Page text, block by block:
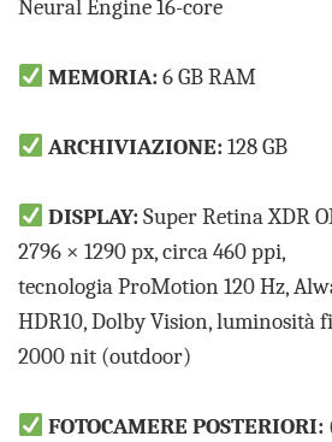
Neural Engine 16-core
MEMORIA:6 GB RAM
ARCHIVIAZIONE:128 GB
DISPLAY:Super Retina XDR
2796 × 1290 px, circa 460 ppi,
tecnologia ProMotion 120 Hz,
HDR10, Dolby Vision, luminosità
2000 nit (outdoor)
FOTOCAMERE POSTERIORI: